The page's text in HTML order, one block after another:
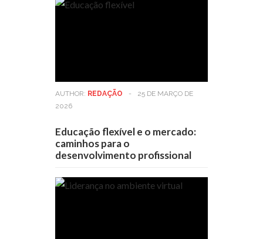
AUTHOR: REDAÇÃO -
25 DE MARÇO DE
2026
Educação flexível e o mercado:
caminhos para o
desenvolvimento profissional